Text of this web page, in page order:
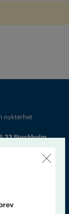
nykterhet
33 Stockholm
Lundkvist,